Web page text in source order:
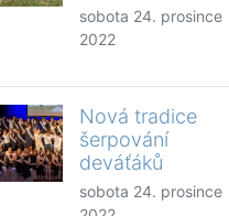
sobota 24. prosince
2022
Nová tradice
šerpování
deváťáků
sobota 24. prosince